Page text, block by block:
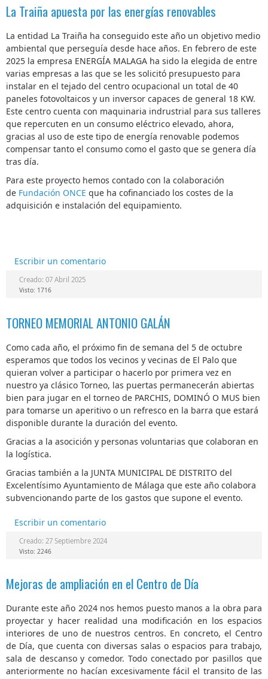
La Traiña apuesta por las energías renovables
La entidad La Traiña ha conseguido este año un objetivo medio
ambiental que perseguía desde hace años. En febrero de este
2025 la empresa ENERGÍA MALAGA ha sido la elegida de entre
varias empresas a las que se les solicitó presupuesto para
instalar en el tejado del centro ocupacional un total de 40
paneles fotovoltaicos y un inversor capaces de general 18 KW.
Este centro cuenta con maquinaria indrustrial para sus talleres
que repercuten en un consumo eléctrico elevado, ahora,
gracias al uso de este tipo de energía renovable podemos
compensar tanto el consumo como el gasto que se genera día
tras día.
Para este proyecto hemos contado con la colaboración
de Fundación ONCE que ha cofinanciado los costes de la
adquisición e instalación del equipamiento.
Escribir un comentario
Creado: 07 Abril 2025
Visto: 1716
TORNEO MEMORIAL ANTONIO GALÁN
Como cada año, el próximo fin de semana del 5 de octubre
esperamos que todos los vecinos y vecinas de El Palo que
quieran volver a participar o hacerlo por primera vez en
nuestro ya clásico Torneo, las puertas permanecerán abiertas
bien para jugar en el torneo de PARCHIS, DOMINÓ O MUS bien
para tomarse un aperitivo o un refresco en la barra que estará
disponible durante la duración del evento.
Gracias a la asocición y personas voluntarias que colaboran en
la logística.
Gracias también a la JUNTA MUNICIPAL DE DISTRITO del
Excelentísimo Ayuntamiento de Málaga que este año colabora
subvencionando parte de los gastos que supone el evento.
Escribir un comentario
Creado: 27 Septiembre 2024
Visto: 2246
Mejoras de ampliación en el Centro de Día
Durante este año 2024 nos hemos puesto manos a la obra para
proyectar y hacer realidad una modificación en los espacios
interiores de uno de nuestros centros. En concreto, el Centro
de Día, que cuenta con diversas salas o espacios para trabajo,
sala de descanso y comedor. Todo conectado por pasillos que
anteriormente no hacían excesivamente fácil el transito de las